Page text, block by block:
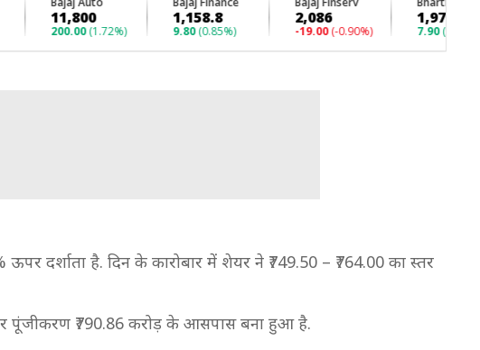
दर्शाता है. दिन के कारोबार में शेयर ने ₹749.50 – ₹764.00 का स्तर
पूंजीकरण ₹790.86 करोड़ के आसपास बना हुआ है.